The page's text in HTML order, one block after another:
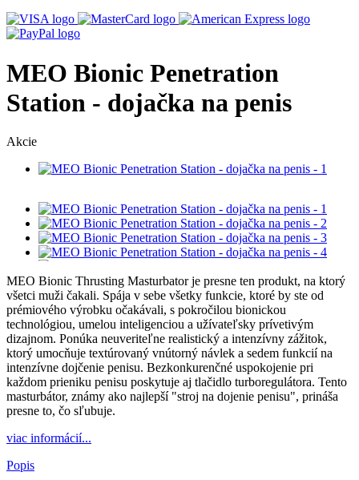
MEO Bionic Penetration
Station - dojačka na penis
Akcie
MEO Bionic Thrusting Masturbator je presne ten produkt, na ktorý
všetci muži čakali. Spája v sebe všetky funkcie, ktoré by ste od
prémiového výrobku očakávali, s pokročilou bionickou
technológiou, umelou inteligenciou a užívateľsky prívetivým
dizajnom. Ponúka neuveriteľne realistický a intenzívny zážitok,
ktorý umocňuje textúrovaný vnútorný návlek a sedem funkcií na
intenzívne dojčenie penisu. Bezkonkurenčné uspokojenie pri
každom prieniku penisu poskytuje aj tlačidlo turboregulátora. Tento
masturbátor, známy ako najlepší "stroj na dojenie penisu", prináša
presne to, čo sľubuje.
viac informácií...
Popis